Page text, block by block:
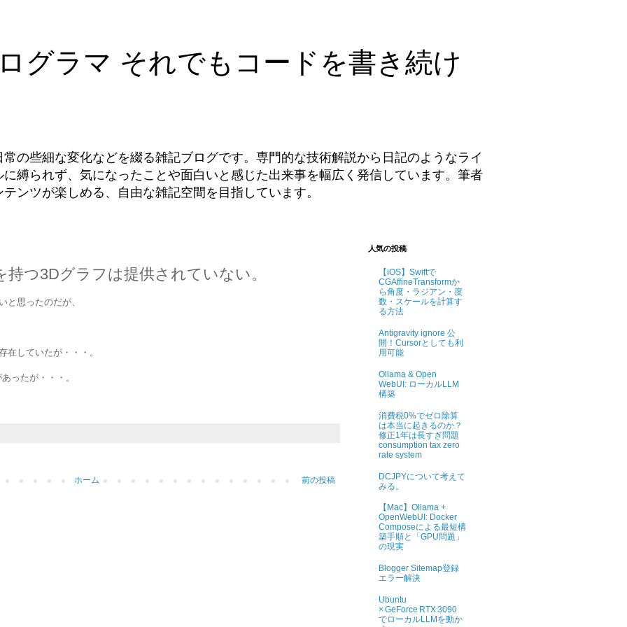
グラマ それでもコードを書き続け
の些細な変化などを綴る雑記ブログです。専門的な技術解説から日記のようなライ
縛られず、気になったことや面白いと感じた出来事を幅広く発信しています。筆者
ンツが楽しめる、自由な雑記空間を目指しています。
つ3Dグラフは提供されていない。
と思ったのだが、
していたが・・・。
ったが・・・。
前の投稿
ホーム
人気の投稿
【iOS】Swiftで
CGAffineTransformか
ら角度・ラジアン・度
数・スケールを計算す
る方法
Antigravity ignore 公
開！Cursorとしても利
用可能
Ollama & Open
WebUI: ローカルLLM
構築
消費税0%でゼロ除算
は本当に起きるのか？
修正1年は長すぎ問題
consumption tax zero
rate system
DCJPYについて考えて
みる。
【Mac】Ollama +
OpenWebUI: Docker
Composeによる最短構
築手順と「GPU問題」
の現実
Blogger Sitemap登録
エラー解決
Ubuntu
× GeForce RTX 3090
でローカルLLMを動か